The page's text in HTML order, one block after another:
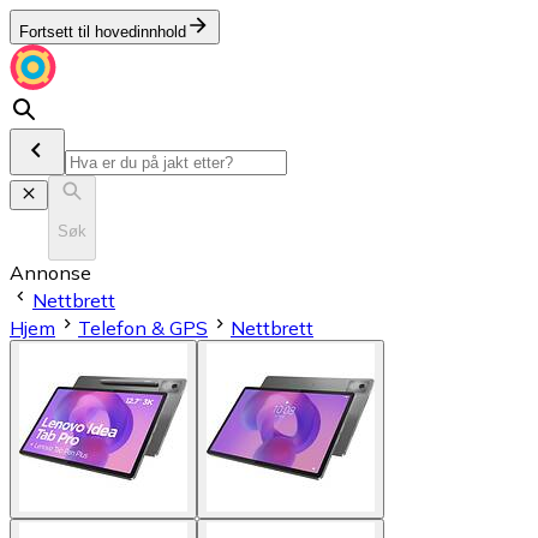
Fortsett til hovedinnhold
Søk
Annonse
Nettbrett
Hjem
Telefon & GPS Nettbrett